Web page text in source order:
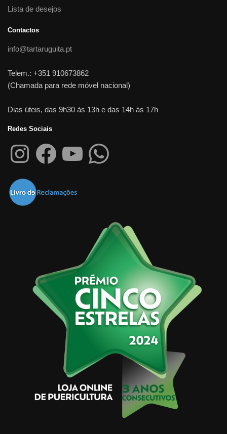
Lista de desejos
Contactos
info@tartaruguita.pt
Telem.: +351 910673862
(Chamada para rede móvel nacional)
Dias úteis, das 9h30 às 13h e das 14h às 17h
Redes Sociais